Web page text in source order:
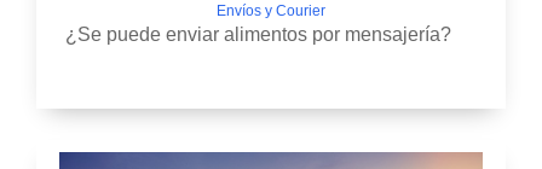
Envíos y Courier
¿Se puede enviar alimentos por mensajería?